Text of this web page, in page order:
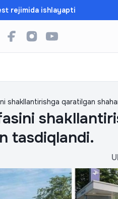
rejimida ishlayapti
shakllantirishga qaratilgan
tasdiqlandi.